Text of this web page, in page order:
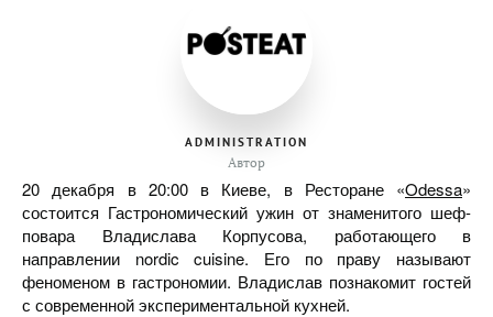
ADMINISTRATION
Автор
20 декабря в 20:00 в Киеве, в Ресторане «Odessa»
состоится Гастрономический ужин от знаменитого шеф-
повара Владислава Корпусова, работающего в
направлении nordic cuisine. Его по праву называют
феноменом в гастрономии. Владислав познакомит гостей
с современной экспериментальной кухней.